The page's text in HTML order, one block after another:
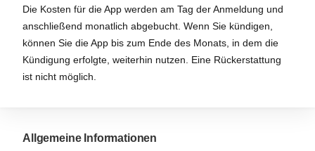
Die Kosten für die App werden am Tag der Anmeldung und
anschließend monatlich abgebucht. Wenn Sie kündigen,
können Sie die App bis zum Ende des Monats, in dem die
Kündigung erfolgte, weiterhin nutzen. Eine Rückerstattung
ist nicht möglich.
Allgemeine Informationen